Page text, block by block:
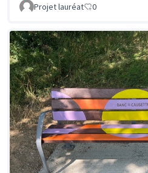
Projet lauréat 0